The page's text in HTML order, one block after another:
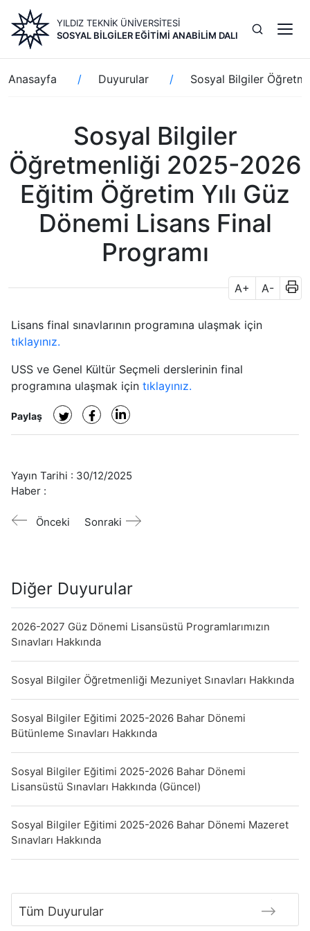
içeriğe
atla
YILDIZ TEKNİK ÜNİVERSİTESİ
SOSYAL BILGILER EĞITIMI ANABILIM DALI
Sayfa
yolu
Anasayfa Duyurular Sosyal Bilgiler
Sosyal Bilgiler
Öğretmenliği 2025-2026
Eğitim Öğretim Yılı Güz
Dönemi Lisans Final
Programı
A+ A-
Lisans final sınavlarının programına ulaşmak için
tıklayınız.
USS ve Genel Kültür Seçmeli derslerinin final
programına ulaşmak için tıklayınız.
Paylaş
Yayın Tarihi : 30/12/2025
Haber :
Önceki Sonraki
Diğer Duyurular
2026-2027 Güz Dönemi Lisansüstü Programlarımızın
Sınavları Hakkında
Sosyal Bilgiler Öğretmenliği Mezuniyet Sınavları Hakkında
Sosyal Bilgiler Eğitimi 2025-2026 Bahar Dönemi
Bütünleme Sınavları Hakkında
Sosyal Bilgiler Eğitimi 2025-2026 Bahar Dönemi
Lisansüstü Sınavları Hakkında (Güncel)
Sosyal Bilgiler Eğitimi 2025-2026 Bahar Dönemi Mazeret
Sınavları Hakkında
Tüm Duyurular